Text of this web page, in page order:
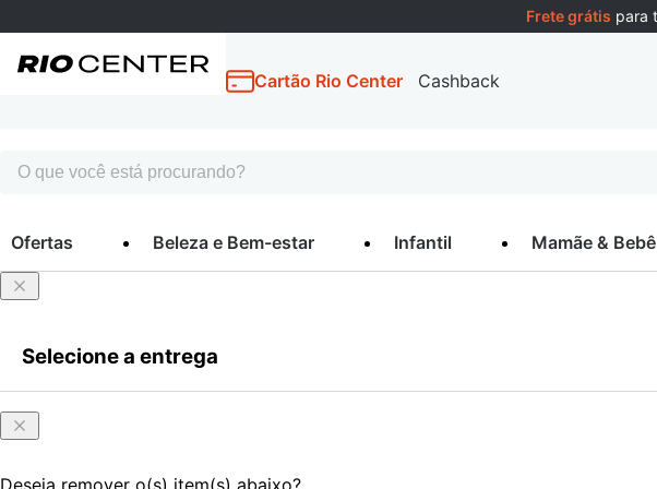
Frete grátis para
Cartão Rio Center Cashback
Ofertas Beleza e Bem-estar Infantil Mamãe & Bebê
Entrar
Selecione a entrega